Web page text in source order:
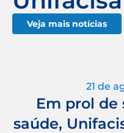
Veja mais notícias
21 de
Em prol de
saúde,